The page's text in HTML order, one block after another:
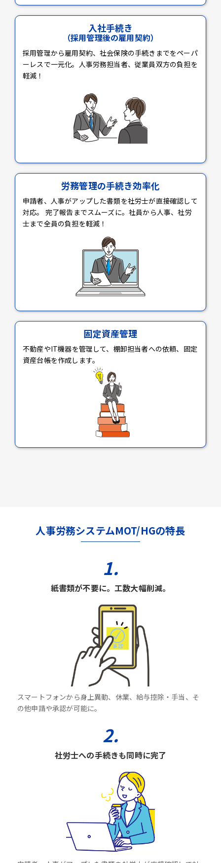
入社手続き
（採用管理後の雇用契約）
採用管理から雇用契約、社会保険の手続きまでをペーパ
ーレスで一元化。人事労務担当者、従業員双方の負担を
軽減！
労務管理の手続き効率化
申請者、人事がアップした書類を社労士が直接確認して
対応。 完了報告までスムーズに。社員から人事、社労
士まで全員の負担を軽減！
固定資産管理
不動産やIT機器を管理して、棚卸担当者への依頼、固定
資産台帳を作成します。
人事労務システムMOT/HGの特長
1.
紙書類が不要に。工数大幅削減。
スマートフォンから身上異動、休業、給与控除・手当、そ
の他申請や承認が可能に。
2.
社労士への手続きも同時に完了